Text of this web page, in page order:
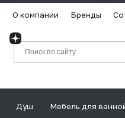
О компании Бренды
Душ Мебель для